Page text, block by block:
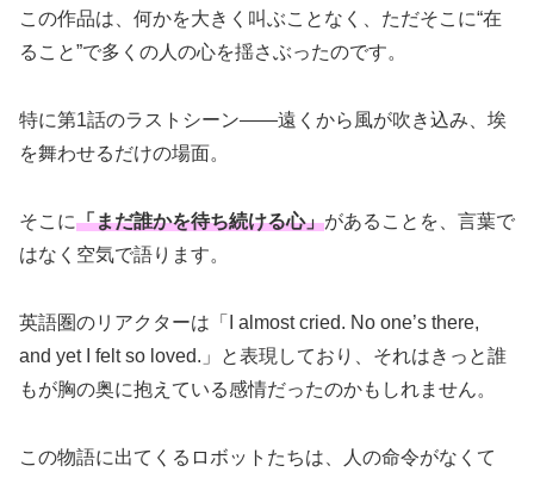
この作品は、何かを大きく叫ぶことなく、ただそこに“在
ること”で多くの人の心を揺さぶったのです。
特に第1話のラストシーン――遠くから風が吹き込み、埃
を舞わせるだけの場面。
そこに「まだ誰かを待ち続ける心」があることを、言葉で
はなく空気で語ります。
英語圏のリアクターは「I almost cried. No one’s there,
and yet I felt so loved.」と表現しており、それはきっと誰
もが胸の奥に抱えている感情だったのかもしれません。
この物語に出てくるロボットたちは、人の命令がなくて